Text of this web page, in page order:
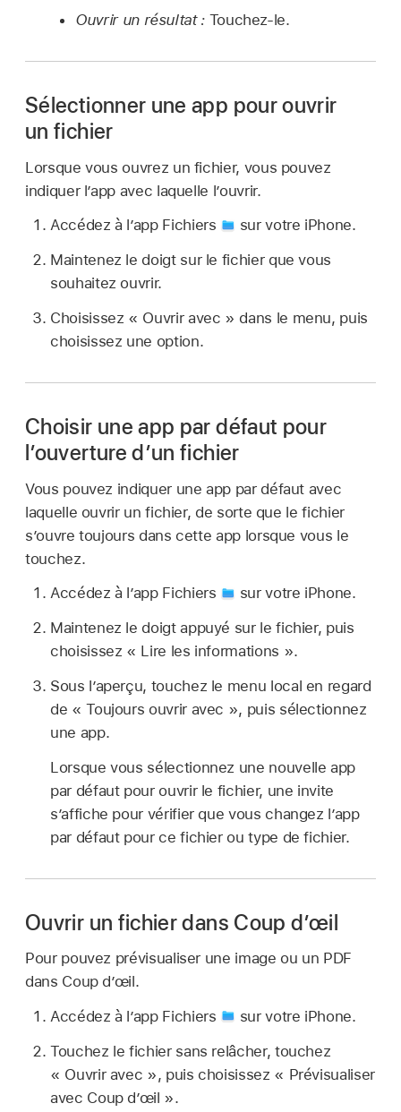
Ouvrir un résultat : Touchez-le.
Sélectionner une app pour ouvrir
un fichier
Lorsque vous ouvrez un fichier, vous pouvez
indiquer l’app avec laquelle l’ouvrir.
Accédez à l’app Fichiers
sur votre iPhone.
Maintenez le doigt sur le fichier que vous
souhaitez ouvrir.
Choisissez « Ouvrir avec » dans le menu, puis
choisissez une option.
Choisir une app par défaut pour
l’ouverture d’un fichier
Vous pouvez indiquer une app par défaut avec
laquelle ouvrir un fichier, de sorte que le fichier
s’ouvre toujours dans cette app lorsque vous le
touchez.
Accédez à l’app Fichiers
sur votre iPhone.
Maintenez le doigt appuyé sur le fichier, puis
choisissez « Lire les informations ».
Sous l’aperçu, touchez le menu local en regard
de « Toujours ouvrir avec », puis sélectionnez
une app.
Lorsque vous sélectionnez une nouvelle app
par défaut pour ouvrir le fichier, une invite
s’affiche pour vérifier que vous changez l’app
par défaut pour ce fichier ou type de fichier.
Ouvrir un fichier dans Coup d’œil
Pour pouvez prévisualiser une image ou un PDF
dans Coup d’œil.
Accédez à l’app Fichiers
sur votre iPhone.
Touchez le fichier sans relâcher, touchez
« Ouvrir avec », puis choisissez « Prévisualiser
avec Coup d’œil ».